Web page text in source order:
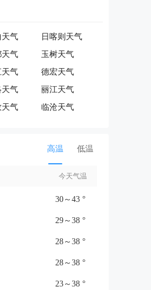
天气
日喀则天气
天气
玉树天气
天气
德宏天气
天气
丽江天气
天气 临沧天气
高温 低温
今天气温
30～43 °
29～38 °
28～38 °
28～38 °
23～38 °